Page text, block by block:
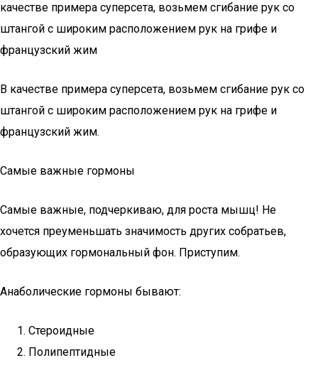
качестве примера суперсета, возьмем сгибание рук со
штангой с широким расположением рук на грифе и
французский жим
В качестве примера суперсета, возьмем сгибание рук со
штангой с широким расположением рук на грифе и
французский жим.
Самые важные гормоны
Самые важные, подчеркиваю, для роста мышц! Не
хочется преуменьшать значимость других собратьев,
образующих гормональный фон. Приступим.
Анаболические гормоны бывают:
Стероидные
Полипептидные